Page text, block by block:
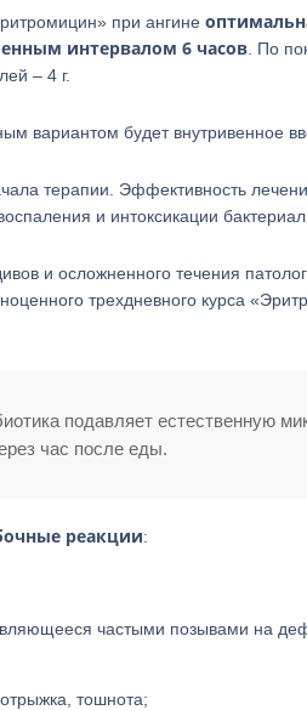
при ангине
интервалом 6 часов . По
– 4 г.
вариантом будет внутривенное
терапии. Эффективность
и интоксикации
и осложненного течения
трехдневного курса
подавляет естественную
час после еды.
реакции:
частыми позывами на
тошнота;